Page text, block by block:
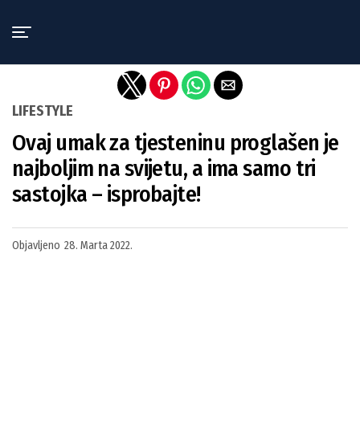
LIFESTYLE
Ovaj umak za tjesteninu proglašen je
najboljim na svijetu, a ima samo tri
sastojka – isprobajte!
Objavljeno 28. Marta 2022.